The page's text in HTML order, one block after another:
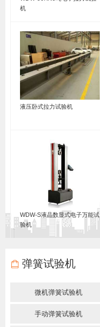
机
液压卧式拉力试验机
WDW-S液晶数显式电子万能试
验机
弹簧试验机
微机弹簧试验机
手动弹簧试验机